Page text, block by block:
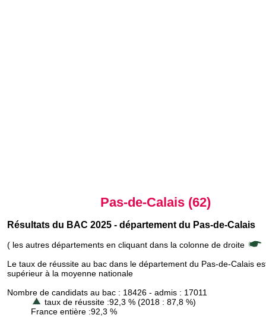
Pas-de-Calais (62)
Résultats du BAC 2025 - département du Pas-de-Calais
( les autres départements en cliquant dans la colonne de droite
Le taux de réussite au bac dans le département du Pas-de-Calais
supérieur à la moyenne nationale
Nombre de candidats au bac : 18426 - admis : 17011
taux de réussite :92,3 % (2018 : 87,8 %)
France entière :92,3 %